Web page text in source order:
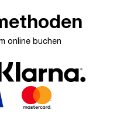
online buchen